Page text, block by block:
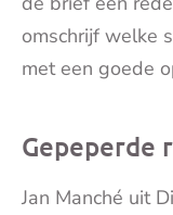
omschrijf welke
met een goede
Gepeperde
Jan Manché uit